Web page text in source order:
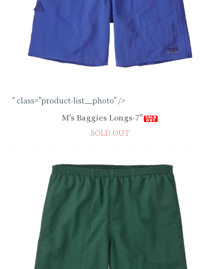
" class="product-list__photo" />
M's Baggies Longs-7"
SOLD OUT